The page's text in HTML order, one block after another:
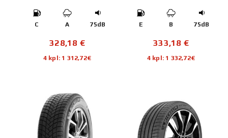
C A 75dB
328,18 €
4 kpl: 1 312,72€
E B 75dB
333,18 €
4 kpl: 1 332,72€